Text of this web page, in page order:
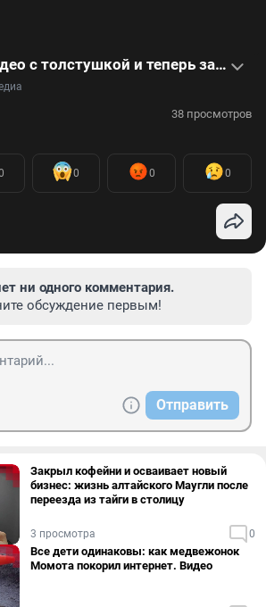
Блогер сняла видео с толстушкой и теперь зарабатывает на этом миллионы
38 просмотров
0 0 0
ни одного комментария.
обсуждение первым!
Отправить
Закрыл кофейни и осваивает новый
бизнес: жизнь алтайского Маугли после
переезда из тайги в столицу
3 просмотра 0
Все дети одинаковы: как медвежонок
Момота покорил интернет. Видео